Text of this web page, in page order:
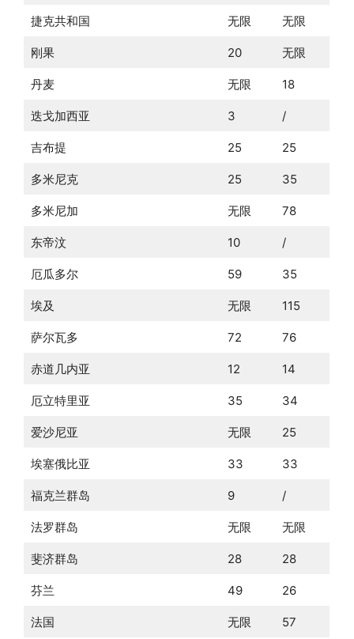
捷克共和国 无限 无限
刚果 20 无限
丹麦 无限 18
迭戈加西亚 3 /
吉布提 25 25
多米尼克 25 35
多米尼加 无限 78
东帝汶 10 /
厄瓜多尔 59 35
埃及 无限 115
萨尔瓦多 72 76
赤道几内亚 12 14
厄立特里亚 35 34
爱沙尼亚 无限 25
埃塞俄比亚 33 33
福克兰群岛 9 /
法罗群岛 无限 无限
斐济群岛 28 28
芬兰 49 26
法国 无限 57